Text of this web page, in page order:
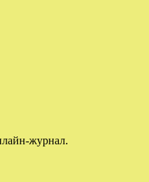
журнал.